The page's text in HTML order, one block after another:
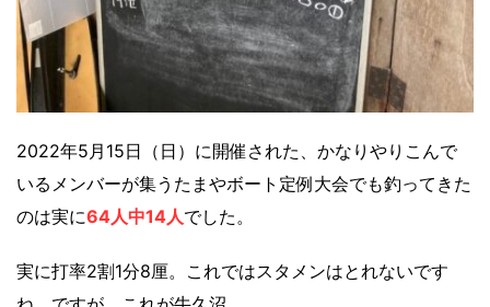
2022年5月15日（日）に開催された、かなりやりこんで
いるメンバーが集うたまやボート定例大会でも釣ってきた
のは実に64人中14人でした。
実に打率2割1分8厘。これではスタメンはとれないです